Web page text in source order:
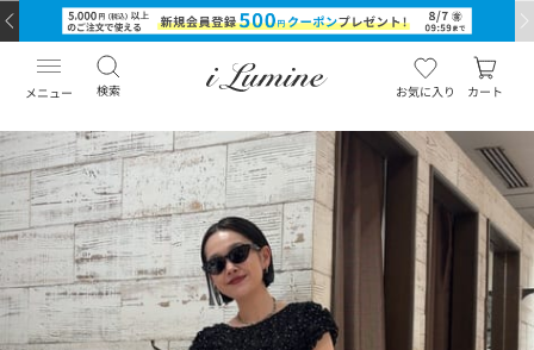
メニュー 検索 お気に入り カート